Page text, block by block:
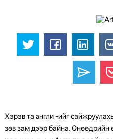
Хэрэв та англи -ийг
зөв зам дээр байна. Өнөөдрийн